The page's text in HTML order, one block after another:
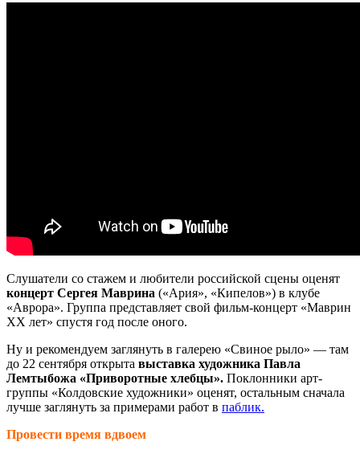
Слушатели со стажем и любители российской сцены оценят
концерт Сергея Маврина («Ария», «Кипелов») в клубе
«Аврора». Группа представляет свой фильм-концерт «Маврин
ХХ лет» спустя год после оного.
Ну и рекомендуем заглянуть в галерею «Свиное рыло» — там
до 22 сентября открыта выставка художника Павла
Лемтыбожа «Приворотные хлебцы». Поклонники арт-
группы «Колдовские художники» оценят, остальным сначала
лучше заглянуть за примерами работ в паблик.
Провести время вдвоем